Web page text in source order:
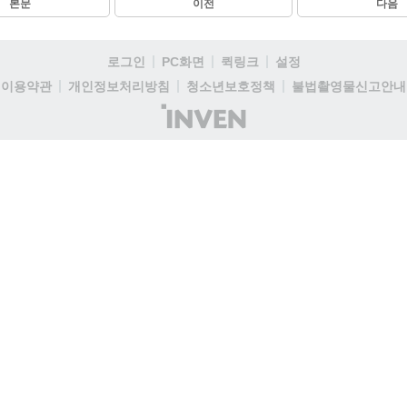
본문 이전 다음
로그인 PC화면 퀵링크
설정
이용약관
개인정보처리방침 청소년보호정책
불법촬영물신고안내
(주)
인